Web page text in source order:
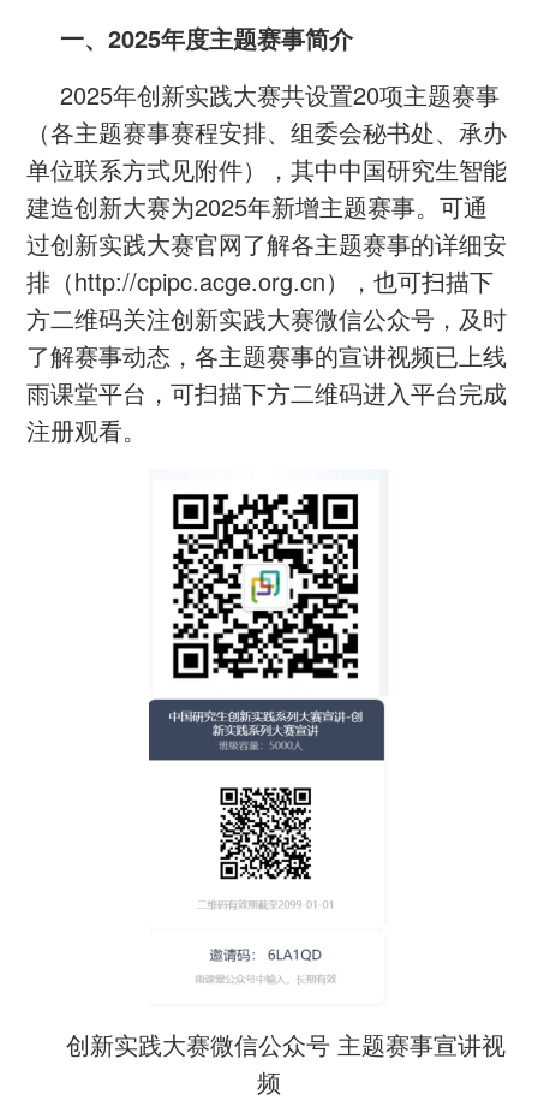
一、2025年度主题赛事简介
2025年创新实践大赛共设置20项主题赛事
（各主题赛事赛程安排、组委会秘书处、承办
单位联系方式见附件），其中中国研究生智能
建造创新大赛为2025年新增主题赛事。可通
过创新实践大赛官网了解各主题赛事的详细安
排（http://cpipc.acge.org.cn），也可扫描下
方二维码关注创新实践大赛微信公众号，及时
了解赛事动态，各主题赛事的宣讲视频已上线
雨课堂平台，可扫描下方二维码进入平台完成
注册观看。
创新实践大赛微信公众号 主题赛事宣讲视
频